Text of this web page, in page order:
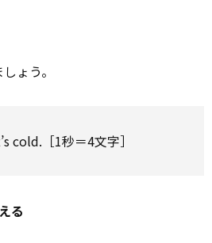
ょう。
cold.［1秒＝4文字］
る